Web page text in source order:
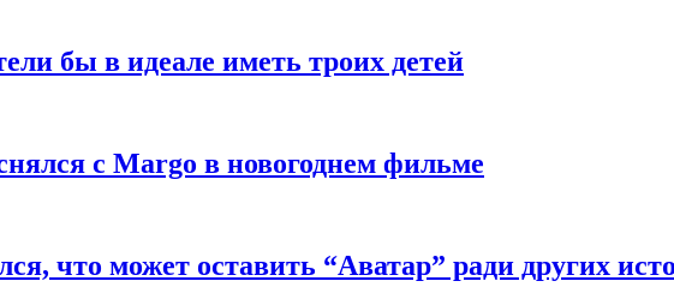
бы в идеале иметь троих детей
с Margo в новогоднем фильме
что может оставить “Аватар” ради других